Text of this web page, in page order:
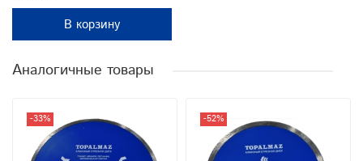
В корзину
Аналогичные товары
-33% -52%